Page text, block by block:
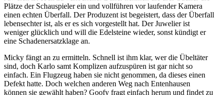
Plätze der Schauspieler ein und vollführen vor laufender Kamera
einen echten Überfall. Der Produzent ist begeistert, dass der Überfall
lebensechter ist, als er es sich vorgestellt hat. Der Juwelier ist
weniger glücklich und will die Edelsteine wieder, sonst kündigt er
eine Schadenersatzklage an.
Micky fängt an zu ermitteln. Schnell ist ihm klar, wer die Übeltäter
sind, doch Karlo samt Komplizen aufzuspüren ist gar nicht so
einfach. Ein Flugzeug haben sie nicht genommen, da dieses einen
Defekt hatte. Doch welchen anderen Weg nach Entenhausen
können sie gewählt haben? Goofy fragt einfach herum und findet zu